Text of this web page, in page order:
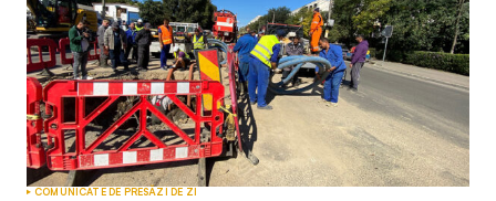
COMUNICATE DE PRESĂZI DE ZI